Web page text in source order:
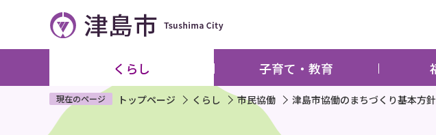
ペ
ジ
くらし 子育て・教育
現在のページ トップページ くらし 市民協働 津島市協働のまちづくり基本方針